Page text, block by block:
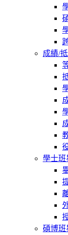
成績/
學士班
碩博班